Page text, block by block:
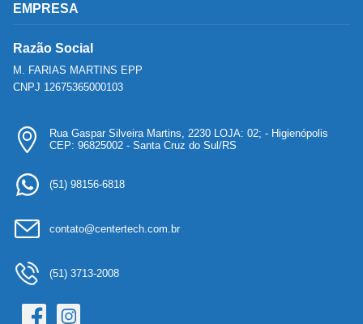
EMPRESA
Razão Social
M. FARIAS MARTINS EPP
CNPJ 12675365000103
Rua Gaspar Silveira Martins, 2230 LOJA: 02; - Higienópolis
CEP: 96825002 - Santa Cruz do Sul/RS
(51) 98156-6818
contato@centertech.com.br
(51) 3713-2008